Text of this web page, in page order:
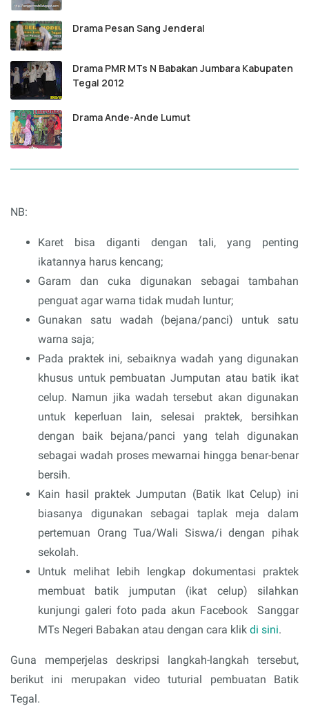
Drama Pesan Sang Jenderal
Drama PMR MTs N Babakan Jumbara Kabupaten
Tegal 2012
Drama Ande-Ande Lumut
NB:
Karet bisa diganti dengan tali, yang penting
ikatannya harus kencang;
Garam dan cuka digunakan sebagai tambahan
penguat agar warna tidak mudah luntur;
Gunakan satu wadah (bejana/panci) untuk satu
warna saja;
Pada praktek ini, sebaiknya wadah yang digunakan
khusus untuk pembuatan Jumputan atau batik ikat
celup. Namun jika wadah tersebut akan digunakan
untuk keperluan lain, selesai praktek, bersihkan
dengan baik bejana/panci yang telah digunakan
sebagai wadah proses mewarnai hingga benar-benar
bersih.
Kain hasil praktek Jumputan (Batik Ikat Celup) ini
biasanya digunakan sebagai taplak meja dalam
pertemuan Orang Tua/Wali Siswa/i dengan pihak
sekolah.
Untuk melihat lebih lengkap dokumentasi praktek
membuat batik jumputan (ikat celup) silahkan
kunjungi galeri foto pada akun Facebook Sanggar
MTs Negeri Babakan atau dengan cara klik di sini.
Guna memperjelas deskripsi langkah-langkah tersebut,
berikut ini merupakan video tuturial pembuatan Batik
Tegal.